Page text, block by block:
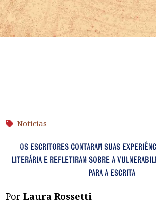
Notícias
Os escritores contaram suas
literária e refletiram sobre a
para a escrita
Por Laura Rossetti